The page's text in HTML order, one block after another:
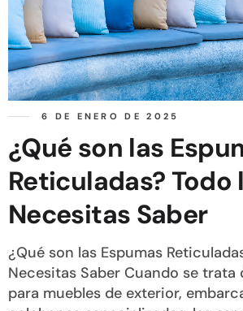
6 DE ENERO DE 2025
¿Qué son las
Reticuladas? Todo
Necesitas Saber
¿Qué son las Espumas
Necesitas Saber Cuando se trata
para muebles de exterior,